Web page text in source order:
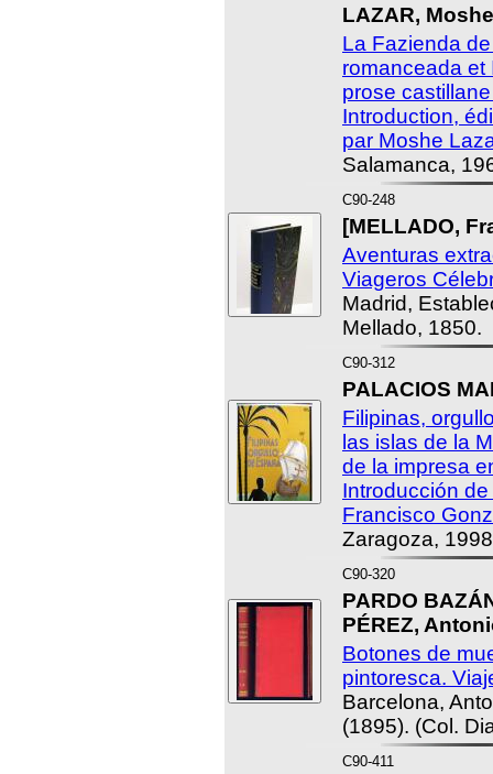
LAZAR,
La Fazienda
romanceada et
prose
Introduction,
par Moshe
Salamanca,
C90-248
[MELLADO,
Aventuras
Viageros
Madrid,
Mellado, 1850.
C90-312
PALACIOS
Filipinas,
las islas de la
de la impresa
Introducción
Francisco
Zaragoza,
C90-320
PARDO
PÉREZ,
Botones de
pintoresca.
Barcelona,
(1895). (Col.
C90-411